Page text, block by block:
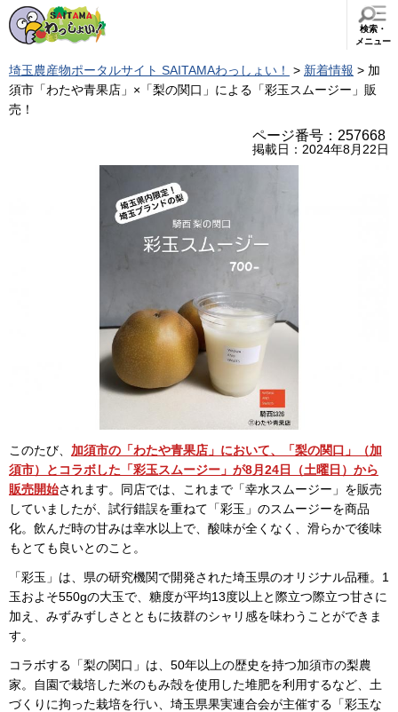
検索・
メニュー
埼玉農産物ポータルサイト SAITAMAわっしょい！ > 新着情報 > 加
須市「わたや青果店」×「梨の関口」による「彩玉スムージー」販
売！
ページ番号：257668
掲載日：2024年8月22日
このたび、 加須市の「わたや青果店」において、「梨の関口」（加
須市）とコラボした「彩玉スムージー」が8月24日（土曜日）から
販売開始されます。同店では、これまで「幸水スムージー」を販売
していましたが、試行錯誤を重ねて「彩玉」のスムージーを商品
化。飲んだ時の甘みは幸水以上で、酸味が全くなく、滑らかで後味
もとても良いとのこと。
「彩玉」は、県の研究機関で開発された埼玉県のオリジナル品種。1
玉およそ550gの大玉で、糖度が平均13度以上と際立つ際立つ甘さに
加え、みずみずしさとともに抜群のシャリ感を味わうことができま
す。
コラボする「梨の関口」は、50年以上の歴史を持つ加須市の梨農
家。自園で栽培した米のもみ殻を使用した堆肥を利用するなど、土
づくりに拘った栽培を行い、埼玉県果実連合会が主催する「彩玉な